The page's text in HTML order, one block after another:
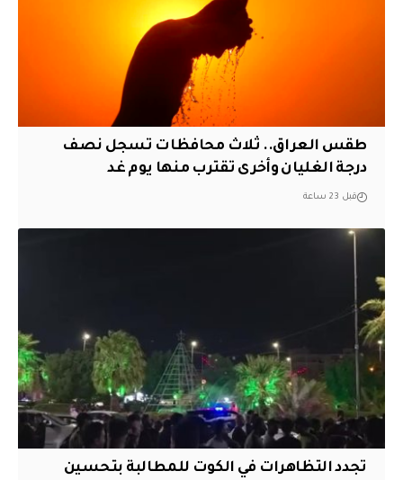
طقس العراق.. ثلاث محافظات تسجل نصف
درجة الغليان وأخرى تقترب منها يوم غد
قبل 23 ساعة
تجدد التظاهرات في الكوت للمطالبة بتحسين